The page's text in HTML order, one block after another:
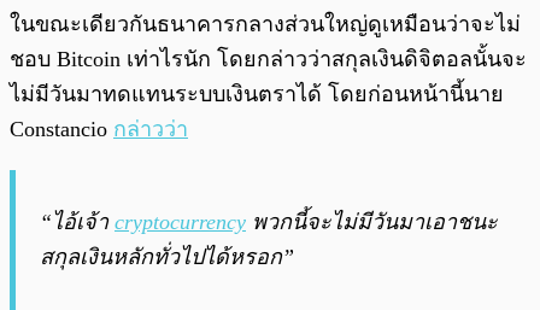
ในขณะเดียวกันธนาคารกลางส่วนใหญ่ดูเหมือนว่าจะไม่
ชอบ Bitcoin เท่าไรนัก โดยกล่าวว่าสกุลเงินดิจิตอลนั้นจะ
ไม่มีวันมาทดแทนระบบเงินตราได้ โดยก่อนหน้านี้นาย
Constancio กล่าวว่า
“ไอ้เจ้า cryptocurrency พวกนี้จะไม่มีวันมาเอาชนะ
สกุลเงินหลักทั่วไปได้หรอก”